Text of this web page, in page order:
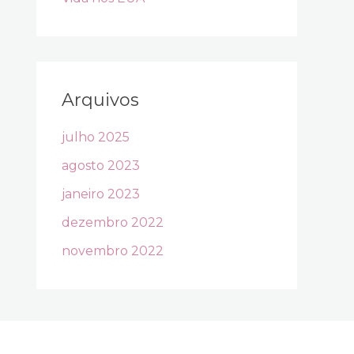
Arquivos
julho 2025
agosto 2023
janeiro 2023
dezembro 2022
novembro 2022